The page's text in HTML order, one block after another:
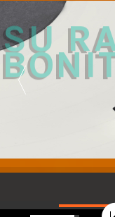
89.3
SU